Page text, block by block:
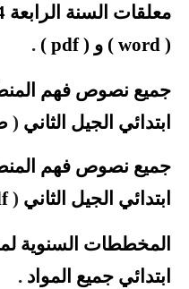
(
word ) و (pdf
)
.
ابتدائي الجيل الثاني (
ابتدائي الجيل الثاني (
المخططات السنوية
ابتدائي جميع المواد .